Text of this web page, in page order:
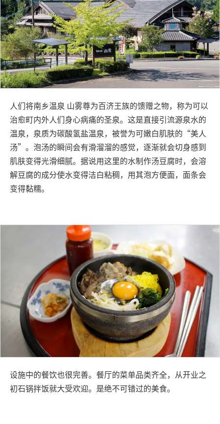
人们将南乡温泉 山雾尊为百济王族的馈赠之物，称为可以
治愈町内外人们身心病痛的圣泉。这是直接引流源泉水的
温泉，泉质为碳酸氢盐温泉，被誉为可嫩白肌肤的“美人
汤”。泡汤的瞬间会有滑溜溜的感觉，逐渐就会切身感到
肌肤变得光滑细腻。据说用这里的水制作汤豆腐时，会溶
解豆腐的成分使水变得洁白粘稠，用其泡方便面，面条会
变得黏糯。
设施中的餐饮也很完善。餐厅的菜单品类齐全，从开业之
初石锅拌饭就大受欢迎。是绝不可错过的美食。